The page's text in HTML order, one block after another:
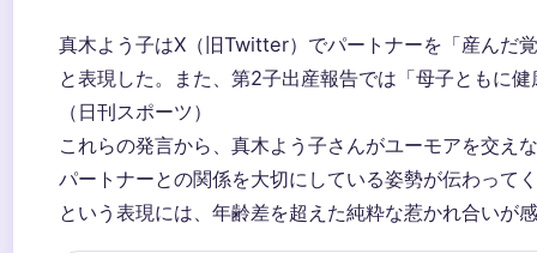
真木よう子はX（旧Twitter）でパートナーを「産んだ
と表現した。また、第2子出産報告では「母子ともに
（日刊スポーツ）
これらの発言から、真木よう子さんがユーモアを交え
パートナーとの関係を大切にしている姿勢が伝わって
という表現には、年齢差を超えた純粋な惹かれ合いが